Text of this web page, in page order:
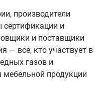
производители
сертификации и
и поставщики
— все, кто участвует в
газов и
мебельной продукции